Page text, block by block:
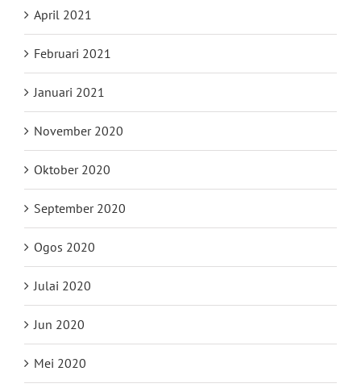
April 2021
Februari 2021
Januari 2021
November 2020
Oktober 2020
September 2020
Ogos 2020
Julai 2020
Jun 2020
Mei 2020